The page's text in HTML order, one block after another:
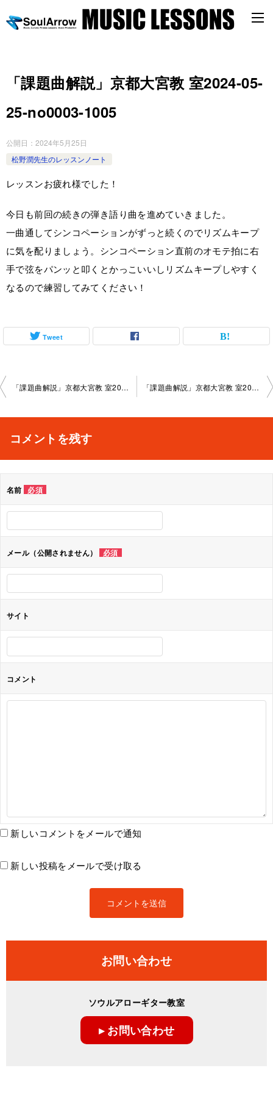
「課題曲解説」京都大宮教 室2024-05-
25-no0003-­1005
公開日： 2024年5月25日
松野潤先生のレッスンノート
レッスンお疲れ様でした！
今日も前回の続きの弾き語り曲を進めていきました。
一曲通してシンコペーションがずっと続くのでリズムキープ
に気を配りましょう。シンコペーション直前のオモテ拍に右
手で弦をパンッと叩くとかっこいいしリズムキープしやすく
なるので練習してみてください！
Tweet
投
ビ
シ
ョ
ン
「課題曲解説」京都大宮教 室2024-05-18-no0003-­1005 「課題曲解説」京都大宮教 室2024-06-15-no0003-­1005
コメントを残す
名前 必須
メール（公開されません） 必須
サイト
コメント
新しいコメントをメールで通知
新しい投稿をメールで受け取る
お問い合わせ
ソウルアローギター教室
▸ お問い合わせ